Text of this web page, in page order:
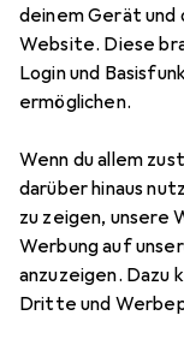
deinem Gerät und
Website. Diese
Login und
ermöglichen.
Wenn du allem
darüber hinaus
zu zeigen, unsere
Werbung auf
anzuzeigen. Dazu
Dritte und
MENGENRABATT
Hettich
Sensys/
und Mitt
1 Stk.
Preis in EUR inkl.
EUR
2,21